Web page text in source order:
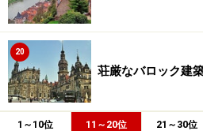
20
荘厳なバロック建
1～10位 11～20位 21～30位